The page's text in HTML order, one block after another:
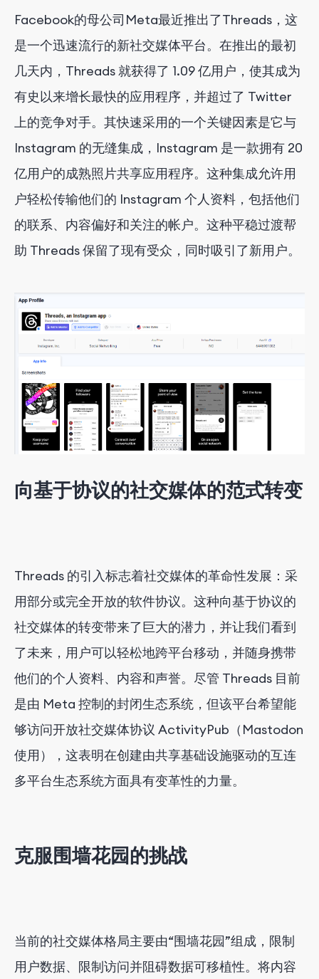
Facebook的母公司Meta最近推出了Threads，这
是一个迅速流行的新社交媒体平台。在推出的最初
几天内，Threads 就获得了 1.09 亿用户，使其成为
有史以来增长最快的应用程序，并超过了 Twitter
上的竞争对手。其快速采用的一个关键因素是它与
Instagram 的无缝集成，Instagram 是一款拥有 20
亿用户的成熟照片共享应用程序。这种集成允许用
户轻松传输他们的 Instagram 个人资料，包括他们
的联系、内容偏好和关注的帐户。这种平稳过渡帮
助 Threads 保留了现有受众，同时吸引了新用户。
向基于协议的社交媒体的范式转变
Threads 的引入标志着社交媒体的革命性发展：采
用部分或完全开放的软件协议。这种向基于协议的
社交媒体的转变带来了巨大的潜力，并让我们看到
了未来，用户可以轻松地跨平台移动，并随身携带
他们的个人资料、内容和声誉。尽管 Threads 目前
是由 Meta 控制的封闭生态系统，但该平台希望能
够访问开放社交媒体协议 ActivityPub（Mastodon
使用），这表明在创建由共享基础设施驱动的互连
多平台生态系统方面具有变革性的力量。
克服围墙花园的挑战
当前的社交媒体格局主要由“围墙花园”组成，限制
用户数据、限制访问并阻碍数据可移植性。将内容